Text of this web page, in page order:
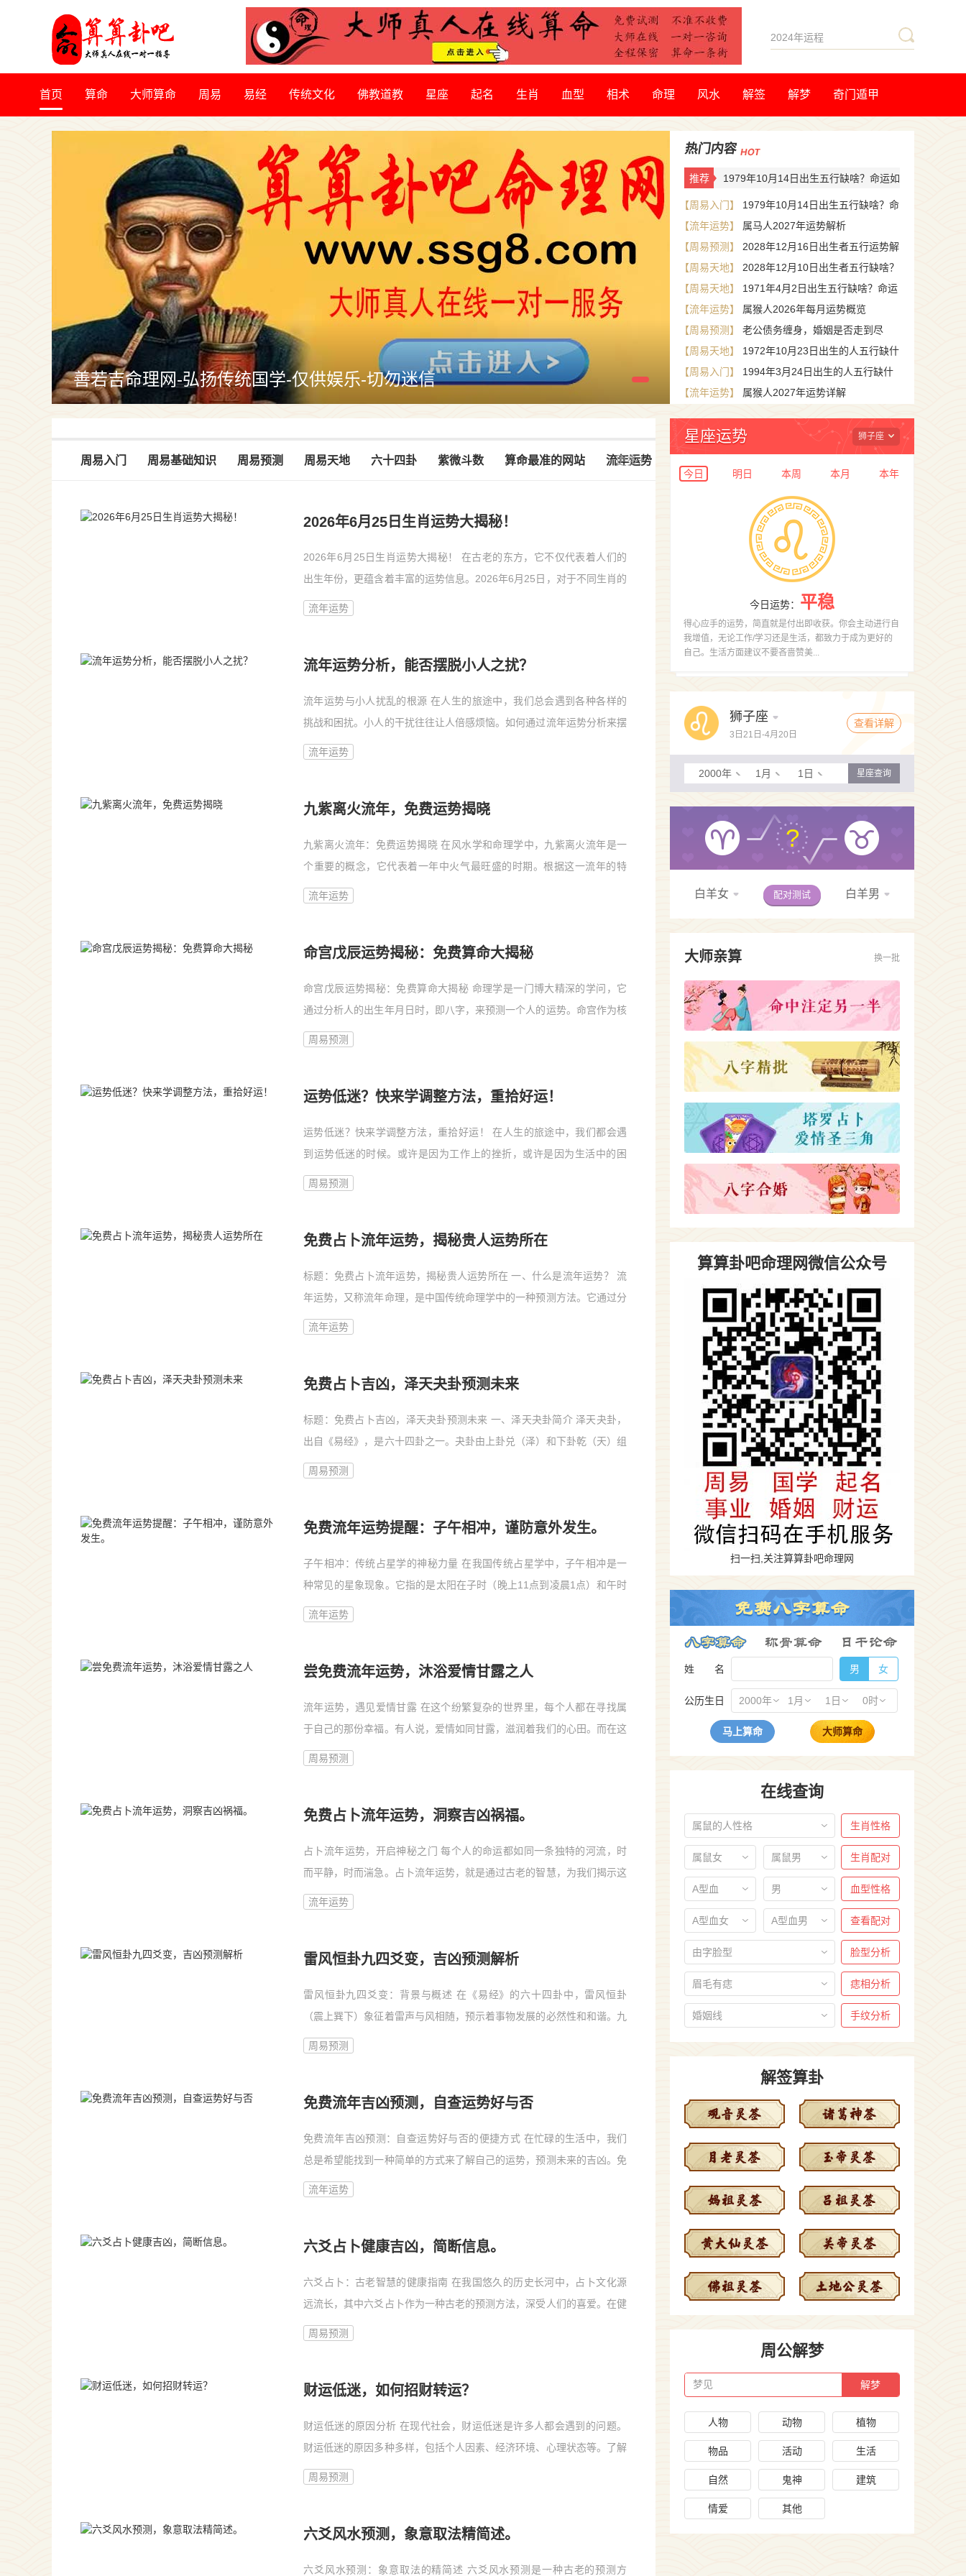
首页 算命 大师算命 周易 易经 传统文化 佛教道教 星座 起名 生肖 血型 相术 命理 风水 解签 解梦 奇门遁甲
善若吉命理网-弘扬传统国学-仅供娱乐-切勿迷信 善若吉命理网-弘扬传统国学-仅供
热门内容
推荐
1979年10月14日出生五行缺啥？命运如
何？
【周易入门】
1979年10月14日出生五行缺啥？命
运如何？
【流年运势】
属马人2027年运势解析
【周易预测】
2028年12月16日出生者五行运势解
析：命运吉凶预兆
【周易天地】
2028年12月10日出生者五行缺啥？
命运解析好坏揭秘！
【周易天地】
1971年4月2日出生五行缺啥？命运
解析一语道破！
【流年运势】
属猴人2026年每月运势概览
【周易预测】
老公债务缠身，婚姻是否走到尽
头？
【周易天地】
1972年10月23日出生的人五行缺什
么？命运如何？
【周易入门】
1994年3月24日出生的人五行缺什
么？命运解析
【流年运势】 属猴人2027年运势详解
周易入门 周易基础知识 周易预测 周易天地 六十四卦 紫微斗数 算命最准的网站 流年运势
更多+
2026年6月25日生肖运势大揭秘！
2026年6月25日生肖运势大揭秘！ 在古老的东方，它不仅代表着人们的
出生年份，更蕴含着丰富的运势信息。2026年6月25日，对于不同生肖的
人来说，运势又将有何不同呢？下面我们就来揭
流年运势
流年运势分析，能否摆脱小人之扰？
流年运势与小人扰乱的根源 在人生的旅途中，我们总会遇到各种各样的
挑战和困扰。小人的干扰往往让人倍感烦恼。如何通过流年运势分析来摆
脱小人之扰呢？我们需要了解流年运势和小人扰乱的根源。 流年运势，
流年运势
九紫离火流年，免费运势揭晓
九紫离火流年：免费运势揭晓 在风水学和命理学中，九紫离火流年是一
个重要的概念，它代表着一年中火气最旺盛的时期。根据这一流年的特
点，我们可以预测并揭晓个人的运势。以下是一些关于九紫离火流年的免
流年运势
命宫戊辰运势揭秘：免费算命大揭秘
命宫戊辰运势揭秘：免费算命大揭秘 命理学是一门博大精深的学问，它
通过分析人的出生年月日时，即八字，来预测一个人的运势。命宫作为核
心，对于一个人的整体运势有着重要的影响。今天，
周易预测
运势低迷？快来学调整方法，重拾好运！
运势低迷？快来学调整方法，重拾好运！ 在人生的旅途中，我们都会遇
到运势低迷的时候。或许是因为工作上的挫折，或许是因为生活中的困
扰，又或许是因为内心的焦虑。当运势低迷时，我们往往会感到迷茫和无
周易预测
免费占卜流年运势，揭秘贵人运势所在
标题：免费占卜流年运势，揭秘贵人运势所在 一、什么是流年运势？ 流
年运势，又称流年命理，是中国传统命理学中的一种预测方法。它通过分
析个人出生年份的天干地支，结合当年的天干地支，来预测个人在一年中
流年运势
免费占卜吉凶，泽天夬卦预测未来
标题：免费占卜吉凶，泽天夬卦预测未来 一、泽天夬卦简介 泽天夬卦，
出自《易经》，是六十四卦之一。夬卦由上卦兑（泽）和下卦乾（天）组
成，象征着泽水之上，天空辽阔。此卦寓意着光明磊落，决断果断，有如
周易预测
免费流年运势提醒：子午相冲，谨防意外发生。
子午相冲：传统占星学的神秘力量 在我国传统占星学中，子午相冲是一
种常见的星象现象。它指的是太阳在子时（晚上11点到凌晨1点）和午时
（中午11点到下午1点）之间形成的对冲格局。这种星象被认为会对人的
流年运势
尝免费流年运势，沐浴爱情甘露之人
流年运势，遇见爱情甘露 在这个纷繁复杂的世界里，每个人都在寻找属
于自己的那份幸福。有人说，爱情如同甘露，滋润着我们的心田。而在这
个充满变数的流年中，有些人有幸沐浴在爱情的甘露之中，收获满满的甜
周易预测
免费占卜流年运势，洞察吉凶祸福。
占卜流年运势，开启神秘之门 每个人的命运都如同一条独特的河流，时
而平静，时而湍急。占卜流年运势，就是通过古老的智慧，为我们揭示这
一年内的人生走向，洞察吉凶祸福，指引我们走向更加美好的未
流年运势
雷风恒卦九四爻变，吉凶预测解析
雷风恒卦九四爻变：背景与概述 在《易经》的六十四卦中，雷风恒卦
（震上巽下）象征着雷声与风相随，预示着事物发展的必然性和和谐。九
四爻的变爻是关键所在，它关乎卦象的吉凶预测。雷风恒卦九四爻变，意
周易预测
免费流年吉凶预测，自查运势好与否
免费流年吉凶预测：自查运势好与否的便捷方式 在忙碌的生活中，我们
总是希望能找到一种简单的方式来了解自己的运势，预测未来的吉凶。免
费流年吉凶预测就是这样一种便捷的方法，它可以帮助我们自查运势，了
流年运势
六爻占卜健康吉凶，简断信息。
六爻占卜：古老智慧的健康指南 在我国悠久的历史长河中，占卜文化源
远流长，其中六爻占卜作为一种古老的预测方法，深受人们的喜爱。在健
康问题上，六爻占卜也能为我们提供一定的指引，帮助我们了解自身的健
周易预测
财运低迷，如何招财转运？
财运低迷的原因分析 在现代社会，财运低迷是许多人都会遇到的问题。
财运低迷的原因多种多样，包括个人因素、经济环境、心理状态等。了解
原因有助于我们更有针对性地进行招财转运。 个人因素 1. 消费观念不
周易预测
六爻风水预测，象意取法精简述。
六爻风水预测：象意取法的精简述 六爻风水预测是一种古老的预测方
星座运势 狮子座
今日 明日 本周 本月 本年
今日运势： 平稳
得心应手的运势，简直就是付出即收获。你会主动进行自
我增值，无论工作/学习还是生活，都致力于成为更好的
自己。生活方面建议不要吝啬赞美...
狮子座
3日21日-4月20日
查看详解
2000年 1月 1日 星座查询
?
白羊女 配对测试 白羊男
大师亲算 换一批
算算卦吧命理网微信公众号
扫一扫,关注算算卦吧命理网
姓 名 男 女
公历生日 2000年 1月 1日 0时
马上算命 大师算命
在线查询
属鼠的人性格 生肖性格
属鼠女 属鼠男 生肖配对
A型血 男 血型性格
A型血女 A型血男 查看配对
由字脸型 脸型分析
眉毛有痣 痣相分析
婚姻线 手纹分析
解签算卦
周公解梦
梦见
人物 动物 植物
物品 活动 生活
自然 鬼神 建筑
情爱 其他